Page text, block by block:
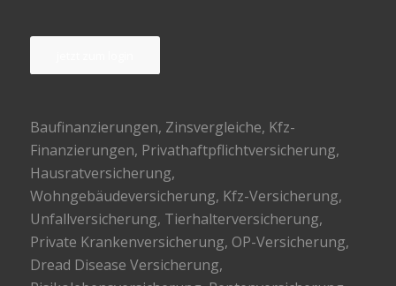
Baufinanzierungen, Zinsvergleiche, Kfz-
Finanzierungen, Privathaftpflichtversicherung,
Hausratversicherung,
Wohngebäudeversicherung, Kfz-Versicherung,
Unfallversicherung, Tierhalterversicherung,
Private Krankenversicherung, OP-Versicherung,
Dread Disease Versicherung,